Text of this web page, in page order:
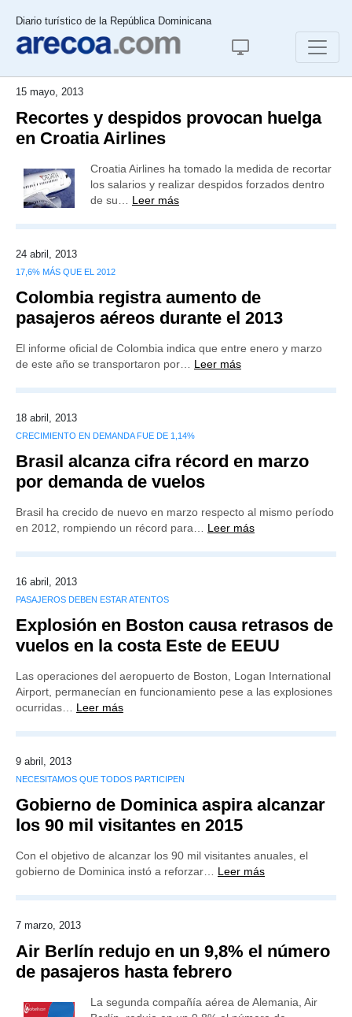
Diario turístico de la República Dominicana
15 mayo, 2013
Recortes y despidos provocan huelga
en Croatia Airlines
Croatia Airlines ha tomado la medida de recortar
los salarios y realizar despidos forzados dentro
de su… Leer más
24 abril, 2013
17,6% MÁS QUE EL 2012
Colombia registra aumento de
pasajeros aéreos durante el 2013
El informe oficial de Colombia indica que entre enero y marzo
de este año se transportaron por… Leer más
18 abril, 2013
CRECIMIENTO EN DEMANDA FUE DE 1,14%
Brasil alcanza cifra récord en marzo
por demanda de vuelos
Brasil ha crecido de nuevo en marzo respecto al mismo período
en 2012, rompiendo un récord para… Leer más
16 abril, 2013
PASAJEROS DEBEN ESTAR ATENTOS
Explosión en Boston causa retrasos de
vuelos en la costa Este de EEUU
Las operaciones del aeropuerto de Boston, Logan International
Airport, permanecían en funcionamiento pese a las explosiones
ocurridas… Leer más
9 abril, 2013
NECESITAMOS QUE TODOS PARTICIPEN
Gobierno de Dominica aspira alcanzar
los 90 mil visitantes en 2015
Con el objetivo de alcanzar los 90 mil visitantes anuales, el
gobierno de Dominica instó a reforzar… Leer más
7 marzo, 2013
Air Berlín redujo en un 9,8% el número
de pasajeros hasta febrero
La segunda compañía aérea de Alemania, Air